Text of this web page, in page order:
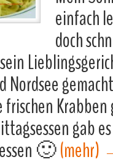
einfach
doch
Nordsee
gab
🙂(mehr)